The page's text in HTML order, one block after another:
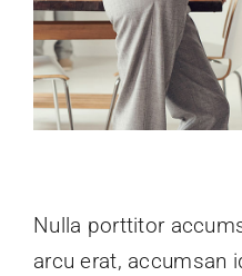
Nulla porttitor
arcu erat, accumsan